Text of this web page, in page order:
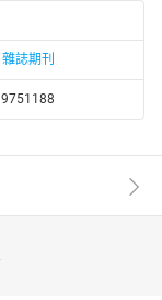
純粹，眉宇留有男
角「大仁妹」的孟
去了，現在從戲
年，大家最關注
雜誌期刊